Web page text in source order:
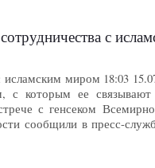
с исламским
исламским миром 18:03
с которым ее
с генсеком
сообщили в пресс-